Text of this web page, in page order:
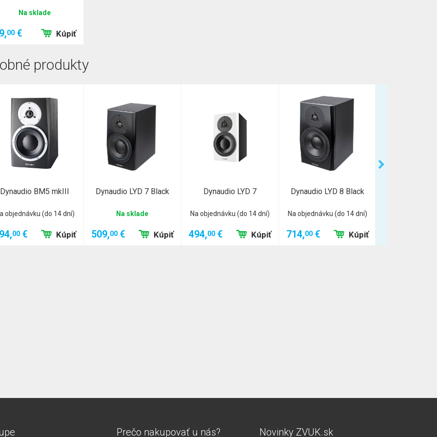
Na sklade
00€ Kúpiť
produkty
Dynaudio BM5 mkIII
objednávku (do 14 dní)
00€ Kúpiť
Dynaudio LYD 7 Black
Na sklade
509,00€ Kúpiť
Dynaudio LYD 7
Na objednávku (do 14 dní)
494,00€ Kúpiť
Dynaudio LYD 8 Black
Na objednávku (do 14 dní)
714,00€ Kúpiť
Prečo nakupovať u nás? Novinky ZVUK.sk